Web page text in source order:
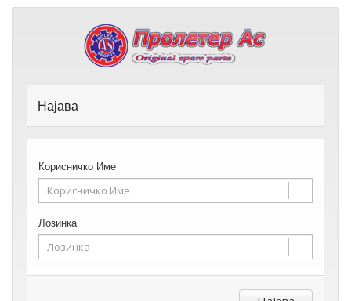
Најава
Корисничко Име
Лозинка